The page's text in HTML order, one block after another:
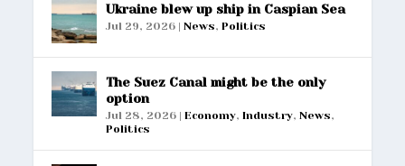
Ukraine blew up ship in Caspian Sea
Jul 29, 2026 |News,Politics
The Suez Canal might be the only
option
Jul 28, 2026 |Economy,Industry,News,
Politics